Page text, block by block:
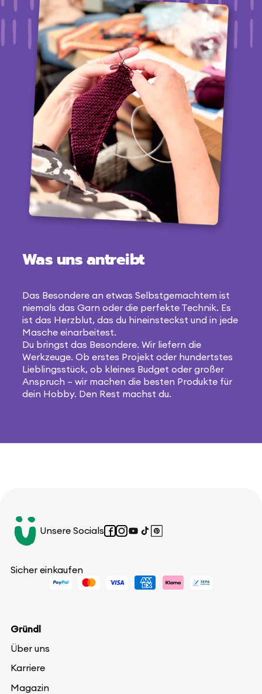
Was uns antreibt
Das Besondere an etwas Selbstgemachtem ist
niemals das Garn oder die perfekte Technik. Es
ist das Herzblut, das du hineinsteckst und in jede
Masche einarbeitest.
Du bringst das Besondere. Wir liefern die
Werkzeuge. Ob erstes Projekt oder hundertstes
Lieblingsstück, ob kleines Budget oder großer
Anspruch – wir machen die besten Produkte für
dein Hobby. Den Rest machst du.
Unsere SocialsFacebook
Instagram
YouTube
TikTokPinterest
Sicher einkaufen
Gründl
Über uns
Karriere
Magazin